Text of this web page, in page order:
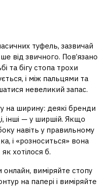
туфель, зазвичай
від звичного. Пов’язано
та бігу стопа трохи
і між пальцями та
невеликий запас.
на ширину: деякі бренди
інші — у ширшій. Якщо
навіть у правильному
і «розноситься» вона
хотілося б.
виміряйте стопу
на папері і виміряйте